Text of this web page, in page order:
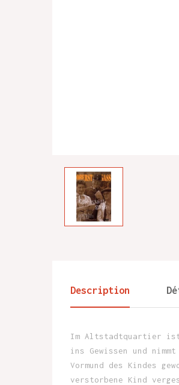
Description
Im Altstadtquartier ist
ins Gewissen und
Vormund des Kindes
verstorbene Kind